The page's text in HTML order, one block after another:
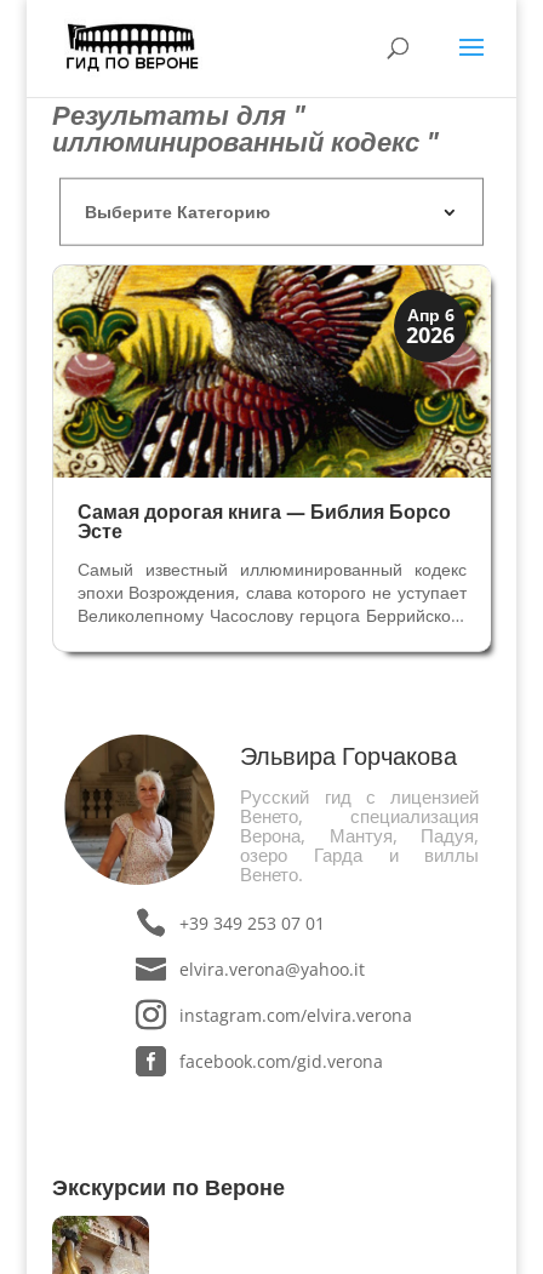
Результаты для "
иллюминированный кодекс "
Апр 6
2026
Династии
Мантуя и Феррара
Самая дорогая книга — Библия Борсо
Эсте
Самый известный иллюминированный кодекс
эпохи Возрождения, слава которого не уступает
Великолепному Часослову герцога Беррийского
Борсо Эсте. Созданная за шесть лет она
Эльвира Горчакова
Русский гид с лицензией
Венето, специализация
Верона, Мантуя, Падуя,
озеро Гарда и виллы
Венето.
+39 349 253 07 01
elvira.verona@yahoo.it
instagram.com/elvira.verona
facebook.com/gid.verona
Экскурсии по Вероне